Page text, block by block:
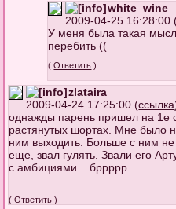
white_wine
2009-04-25 16:28:00
У меня была такая
перебить ((
(Ответить )
zlataira
2009-04-24 17:25:00 (ссылка
однажды парень пришел на 1е
растянутых шортах. Мне было
ним выходить. Больше с ним
еще, звал гулять. Звали его
с амбициями... бррррр
(Ответить )